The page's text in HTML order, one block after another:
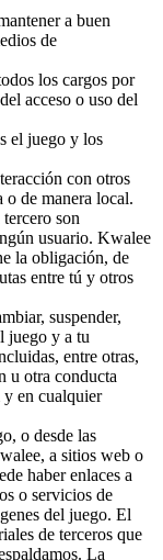
a buen
de
los cargos por
acceso o uso del
el juego y los
con otros
o de manera local.
son
usuario. Kwalee
la obligación, de
entre tú y otros
suspender,
juego y a tu
entre otras,
u otra conducta
en cualquier
o desde las
a sitios web o
haber enlaces a
o servicios de
del juego. El
de terceros que
La